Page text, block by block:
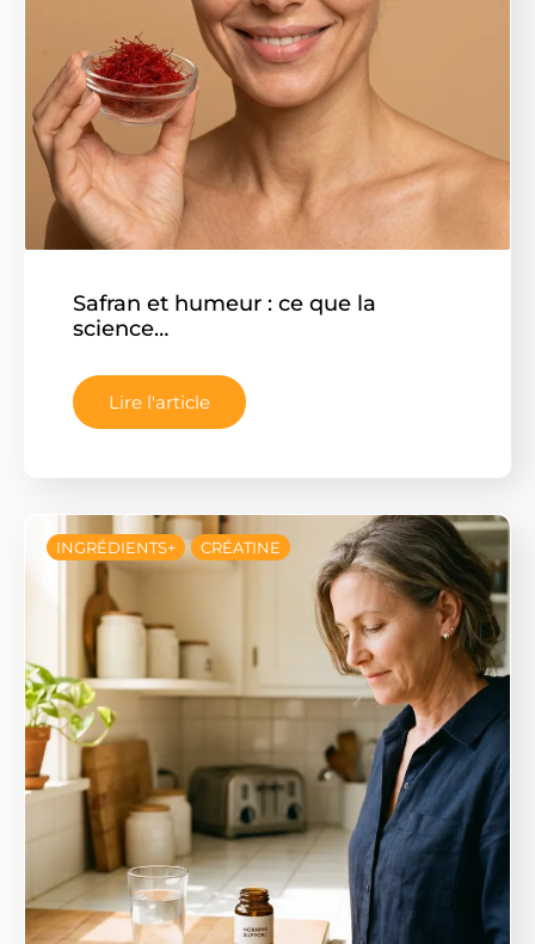
Safran et humeur : ce que la
science…
Lire l'article
INGRÉDIENTS+ CRÉATINE